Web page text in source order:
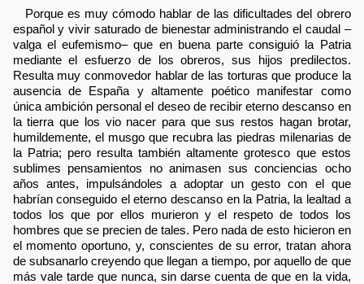
Porque es muy cómodo hablar de las dificultades del obrero
español y vivir saturado de bienestar administrando el caudal –
valga el eufemismo– que en buena parte consiguió la Patria
mediante el esfuerzo de los obreros, sus hijos predilectos.
Resulta muy conmovedor hablar de las torturas que produce la
ausencia de España y altamente poético manifestar como
única ambición personal el deseo de recibir eterno descanso en
la tierra que los vio nacer para que sus restos hagan brotar,
humildemente, el musgo que recubra las piedras milenarias de
la Patria; pero resulta también altamente grotesco que estos
sublimes pensamientos no animasen sus conciencias ocho
años antes, impulsándoles a adoptar un gesto con el que
habrían conseguido el eterno descanso en la Patria, la lealtad a
todos los que por ellos murieron y el respeto de todos los
hombres que se precien de tales. Pero nada de esto hicieron en
el momento oportuno, y, conscientes de su error, tratan ahora
de subsanarlo creyendo que llegan a tiempo, por aquello de que
más vale tarde que nunca, sin darse cuenta de que en la vida,